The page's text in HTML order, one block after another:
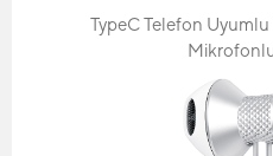
TypeC Telefon